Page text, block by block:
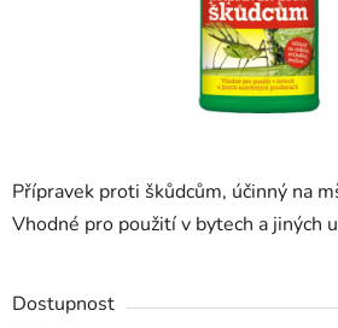
Přípravek proti škůdcům, účinný na
Vhodné pro použití v bytech a jiných
Dostupnost